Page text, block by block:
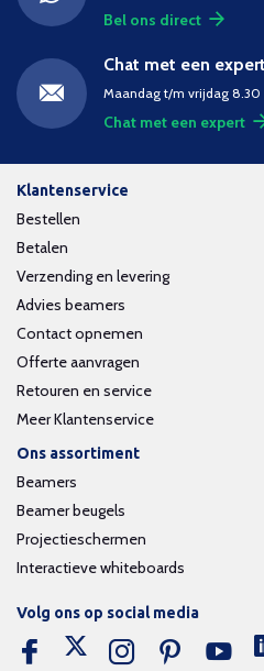
Bel ons direct
Chat met een expert
Maandag t/m vrijdag 8.30
Chat met een expert
Klantenservice
Bestellen
Betalen
Verzending en levering
Advies beamers
Contact opnemen
Offerte aanvragen
Retouren en service
Meer Klantenservice
Ons assortiment
Beamers
Beamer beugels
Projectieschermen
Interactieve whiteboards
Volg ons op social media